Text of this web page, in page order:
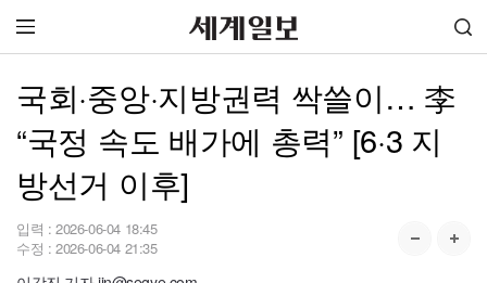
국회·중앙·지방권력 싹쓸이… 李
“국정 속도 배가에 총력” [6·3 지
방선거 이후]
입력 : 2026-06-04 18:45
수정 : 2026-06-04 21:35